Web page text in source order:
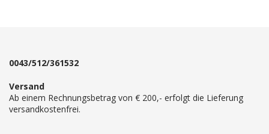
0043/512/361532
Versand
Ab einem Rechnungsbetrag von € 200,- erfolgt die Lieferung
versandkostenfrei.